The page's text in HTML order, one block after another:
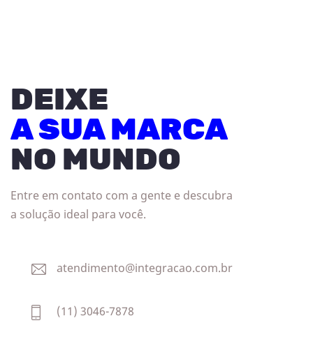
DEIXE
A SUA MARCA
NO MUNDO
Entre em contato com a gente e descubra
a solução ideal para você.
atendimento@integracao.com.br
(11) 3046-7878